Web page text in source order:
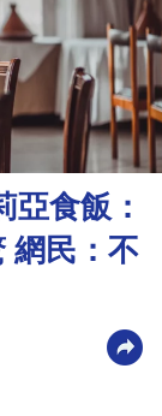
亞食飯：
網民：不